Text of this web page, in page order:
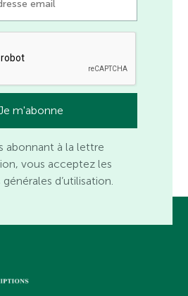
abonnant à la lettre
vous acceptez les
d’utilisation.